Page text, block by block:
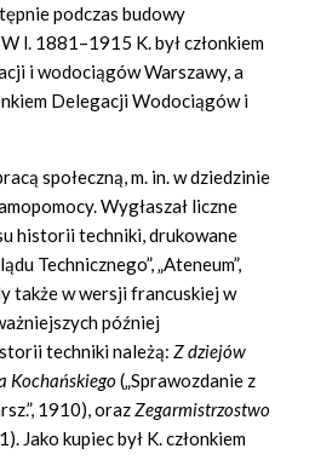
podczas budowy
l. 1881–1915 K. był członkiem
i wodociągów Warszawy, a
Delegacji Wodociągów i
społeczną, m. in. w dziedzinie
Wygłaszał liczne
historii techniki, drukowane
Technicznego”, „Ateneum”,
także w wersji francuskiej w
później
techniki należą:Z dziejów
Kochańskiego(„Sprawozdanie z
1910), orazZegarmistrzostwo
Jako kupiec był K. członkiem